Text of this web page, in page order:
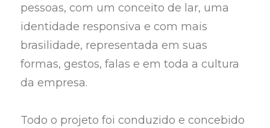
pessoas, com um conceito de lar, uma
identidade responsiva e com mais
brasilidade, representada em suas
formas, gestos, falas e em toda a cultura
da empresa.
Todo o projeto foi conduzido e concebido